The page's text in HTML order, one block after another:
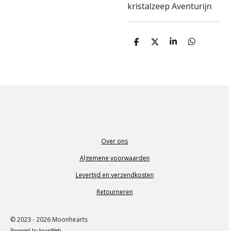
kristalzeep Aventurijn
D
D
S
D
Over ons
Algemene voorwaarden
Levertijd en verzendkosten
Retourneren
© 2023 - 2026 Moonhearts